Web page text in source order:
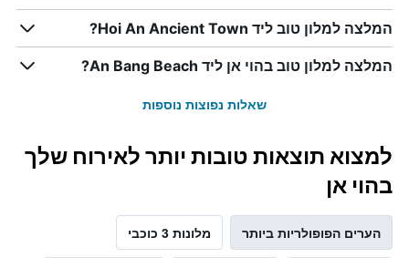
המלצה למלון טוב ליד Hoi An Ancient Town?
המלצה למלון טוב בהוי אן ליד An Bang Beach?
שאלות נפוצות נוספות
למצוא תוצאות טובות יותר לאירוח שלך
בהוי אן
הערים הפופולריות ביותר מלונות 3 כוכבי